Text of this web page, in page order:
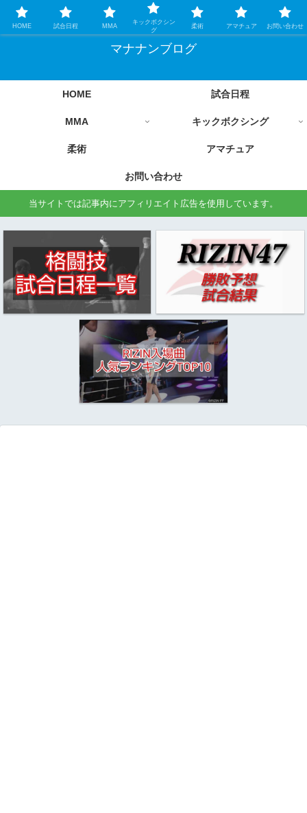
格闘技情報を中心に毎日更新します
マナナンブログ
HOME 試合日程
MMA キックボクシング
柔術 アマチュア
お問い合わせ
当サイトでは記事内にアフィリエイト広告を使用しています。
HOME 試合日程 MMA
キックボクシン
グ
柔術 アマチュア お問い合わせ